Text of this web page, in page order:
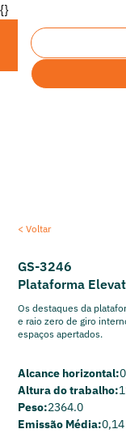
{}
< Voltar
GS-3246
Plataforma
Os destaques da
e raio zero de giro
espaços apertados.
Alcance horizontal:
Altura do trabalho:
Peso:2364.0
Emissão Média:0,14